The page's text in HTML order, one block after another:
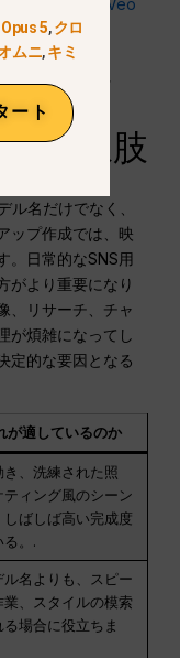
Veo
イタ
選択肢
名だけでなく、
ップ作成では、映
。日常的なSNS用
がより重要になり
、リサーチ、チャ
が煩雑になってし
定的な要因となる
が適しているのか
き、洗練された照
ティング風のシーン
しばしば高い完成度
る。.
ル名よりも、スピー
業、スタイルの模索
場合に役立ちま
5,クロ
ムニ,キミ
ート